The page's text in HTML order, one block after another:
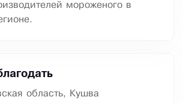
мороженого в
область, Кушва